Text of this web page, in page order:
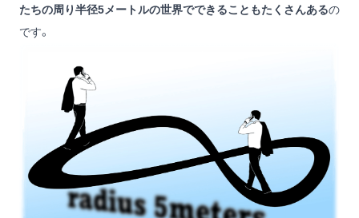
たちの周り半径5メートルの世界でできることもたくさんあるの
です。